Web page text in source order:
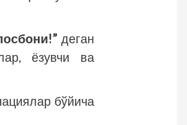
деган
ёзувчи ва
бўйича